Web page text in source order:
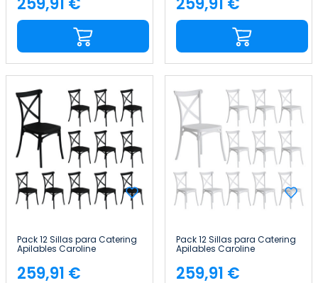
Precio Precio
Pack 12 Sillas para Catering
Apilables Caroline
45x40x87.5cm 7house
259,91 €
Pack 12 Sillas para Catering
Apilables Caroline
45x40x87.5cm 7house
259,91 €